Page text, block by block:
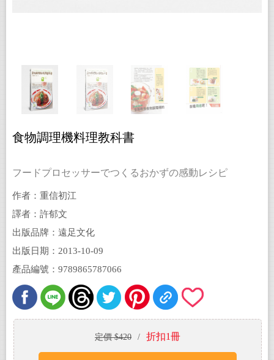
食物調理機料理教科書
フードプロセッサーでつくるおかずの感動レシピ
作者：重信初江
譯者：許郁文
出版品牌：遠足文化
出版日期：2013-10-09
產品編號：9789865787066
定價 $420 / 折扣1冊